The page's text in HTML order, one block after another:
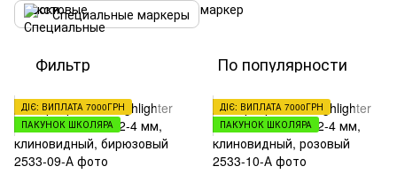
Специальные маркеры
Фильтр По популярности
ДІЄ: ВИПЛАТА 7000ГРН
ПАКУНОК ШКОЛЯРА
ДІЄ: ВИПЛАТА 7000ГРН
ПАКУНОК ШКОЛЯРА